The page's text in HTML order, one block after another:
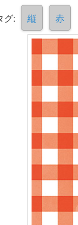
グ: 縦 赤